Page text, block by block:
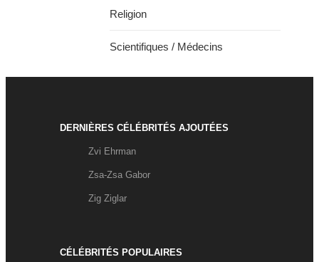
Religion
Scientifiques / Médecins
DERNIÈRES CÉLÉBRITÉS AJOUTÉES
Zvi Ehrman
Zsa-Zsa Gabor
Zig Ziglar
CÉLÉBRITÉS POPULAIRES